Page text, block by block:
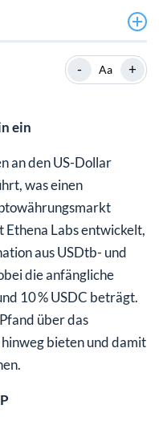
- Aa +
ein
an den US-Dollar
was einen
Labs entwickelt,
aus USDtb- und
die anfängliche
10 % USDC beträgt.
über das
bieten und damit